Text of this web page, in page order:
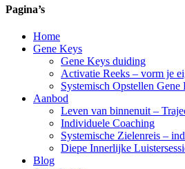
Pagina’s
Home
Gene Keys
Gene Keys duiding
Activatie Reeks – vorm je
Systemisch Opstellen Gene
Aanbod
Leven van binnenuit –
Individuele Coaching
Systemische Zielenreis –
Diepe Innerlijke
Blog